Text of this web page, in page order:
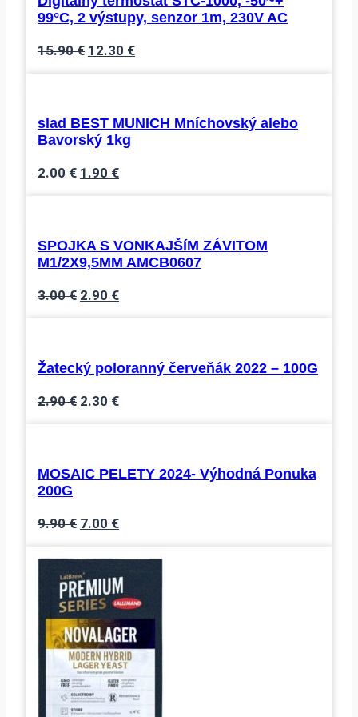
99°C, 2 výstupy, senzor 1m, 230V AC
15.90€ Pôvodná
15.90 €.
12.30 €Aktuálna
12.30 €.
slad BEST MUNICH Mníchovský alebo
Bavorský 1kg
2.00€ Pôvodná
2.00 €.
1.90 €Aktuálna
1.90 €.
SPOJKA S VONKAJŠíM ZÁVITOM
M1/2X9,5MM AMCB0607
3.00€ Pôvodná
3.00 €.
2.90 €Aktuálna
Žatecký poloranný červeňák 2022 – 100G
2.90€ Pôvodná
2.30 €Aktuálna
MOSAIC PELETY 2024- Výhodná Ponuka
200G
9.90€ Pôvodná
bola:
9.90 €.
7.00 €Aktuálna
7.00 €.